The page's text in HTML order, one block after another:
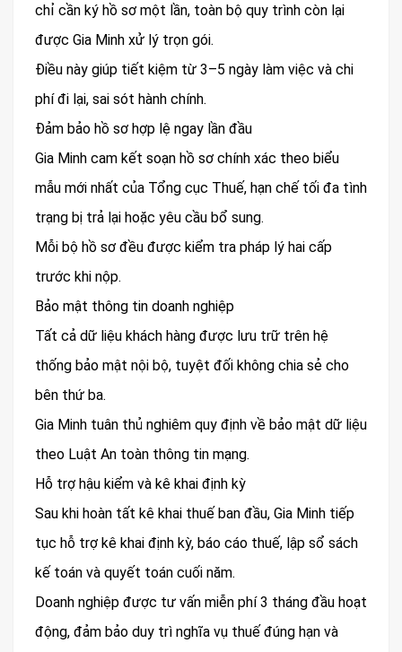
chỉ cần ký hồ sơ một lần, toàn bộ quy trình còn lại
được Gia Minh xử lý trọn gói.
Điều này giúp tiết kiệm từ 3–5 ngày làm việc và chi
phí đi lại, sai sót hành chính.
Đảm bảo hồ sơ hợp lệ ngay lần đầu
Gia Minh cam kết soạn hồ sơ chính xác theo biểu
mẫu mới nhất của Tổng cục Thuế, hạn chế tối đa tình
trạng bị trả lại hoặc yêu cầu bổ sung.
Mỗi bộ hồ sơ đều được kiểm tra pháp lý hai cấp
trước khi nộp.
Bảo mật thông tin doanh nghiệp
Tất cả dữ liệu khách hàng được lưu trữ trên hệ
thống bảo mật nội bộ, tuyệt đối không chia sẻ cho
bên thứ ba.
Gia Minh tuân thủ nghiêm quy định về bảo mật dữ liệu
theo Luật An toàn thông tin mạng.
Hỗ trợ hậu kiểm và kê khai định kỳ
Sau khi hoàn tất kê khai thuế ban đầu, Gia Minh tiếp
tục hỗ trợ kê khai định kỳ, báo cáo thuế, lập sổ sách
kế toán và quyết toán cuối năm.
Doanh nghiệp được tư vấn miễn phí 3 tháng đầu hoạt
động, đảm bảo duy trì nghĩa vụ thuế đúng hạn và